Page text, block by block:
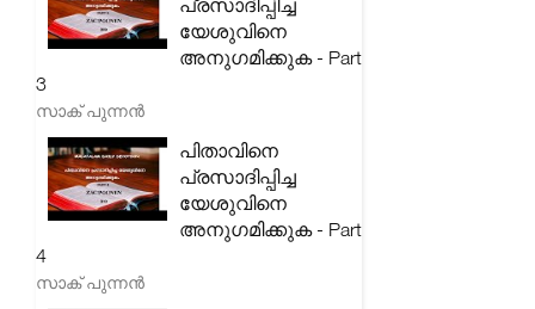
പ്രസാദിപ്പിച്ച
യേശുവിനെ
അനുഗമിക്കുക - Part
3
സാക് പുന്നൻ
പിതാവിനെ
പ്രസാദിപ്പിച്ച
യേശുവിനെ
അനുഗമിക്കുക - Part
4
സാക് പുന്നൻ